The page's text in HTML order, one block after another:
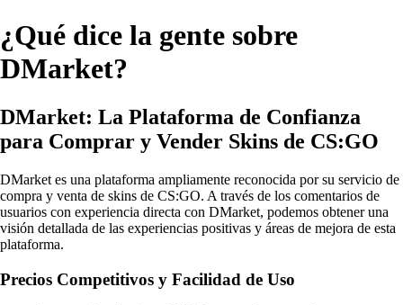
¿Qué dice la gente sobre
DMarket?
DMarket: La Plataforma de Confianza
para Comprar y Vender Skins de CS:GO
DMarket es una plataforma ampliamente reconocida por su servicio de
compra y venta de skins de CS:GO. A través de los comentarios de
usuarios con experiencia directa con DMarket, podemos obtener una
visión detallada de las experiencias positivas y áreas de mejora de esta
plataforma.
Precios Competitivos y Facilidad de Uso